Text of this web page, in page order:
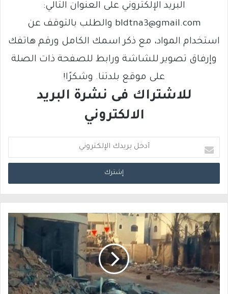
البريد الإلكتروني على العنوان التالي:
bldtna3@gmail.com والطلب بالتوقف عن
استخدام المواد، مع ذكر اسمك الكامل ورقم هاتفك
وإرفاق تصوير للشاشة ورابط للصفحة ذات الصلة
على موقع بلدتنا. وشكرًا!
للاشتراك فى نشرة البريد
الالكتروني
د
خ
ب
ر
د
ك